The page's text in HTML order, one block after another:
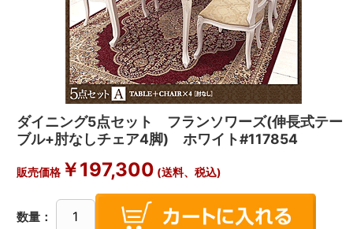
ダイニング5点セット フランソワーズ(伸長式テー
ブル+肘なしチェア4脚) ホワイト#117854
販売価格￥197,300 (送料、税込)
数量：